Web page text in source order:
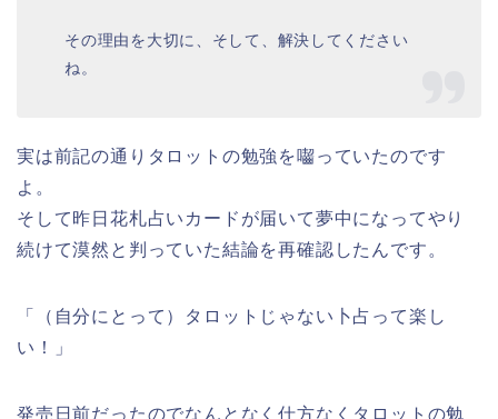
その理由を大切に、そして、解決してください
ね。
実は前記の通りタロットの勉強を囓っていたのです
よ。
そして昨日花札占いカードが届いて夢中になってやり
続けて漠然と判っていた結論を再確認したんです。
「（自分にとって）タロットじゃない卜占って楽し
い！」
発売日前だったのでなんとなく仕方なくタロットの勉